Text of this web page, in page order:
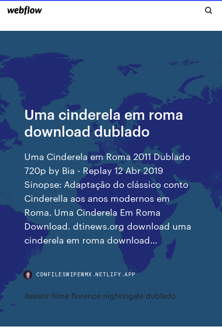
Uma cinderela em roma
download dublado
Uma Cinderela em Roma 2011 Dublado
720p by Bia - Replay 12 Abr 2019
Sinopse: Adaptação do clássico conto
Cinderella aos anos modernos em
Roma. Uma Cinderela Em Roma
Download. dtinews.org download uma
cinderela em roma download…
CDNFILESWIPEWMX.NETLIFY.APP
Assistir filme florence nightingale dublado